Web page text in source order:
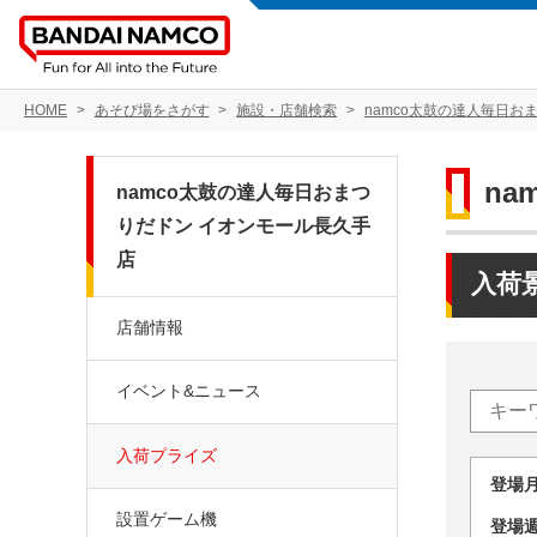
HOME あそび場をさがす 施設・店舗検索 namco太鼓の達人毎日お
入荷
登
登
namco太鼓の達人毎日おまつ
りだドン イオンモール長久手
店
店舗情報
イベント&ニュース
入荷プライズ
設置ゲーム機